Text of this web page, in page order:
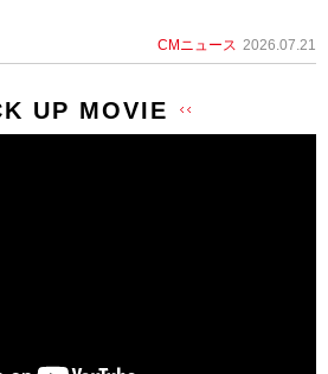
CMニュース 2026.07.21
UP MOVIE